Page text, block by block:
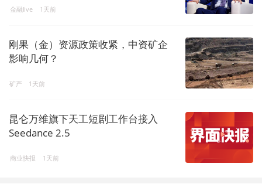
金融live 1天前
刚果（金）资源政策收紧，中资矿企
影响几何？
矿产 1天前
昆仑万维旗下天工短剧工作台接入
Seedance 2.5
商业快报 1天前